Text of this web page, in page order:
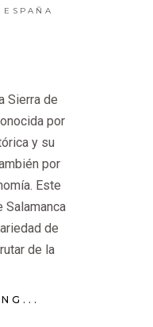
ESPAÑA
Sierra de
por
y su
por
Este
de
de la